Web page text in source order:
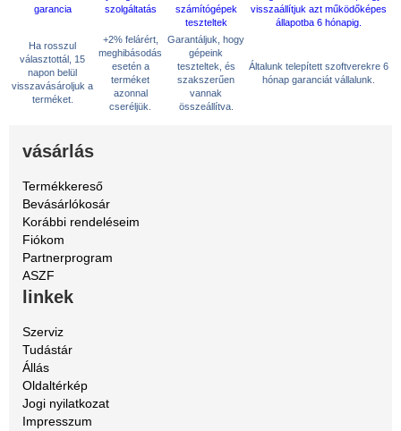
Ha rosszul
választottál, 15
napon belül
visszavásároljuk a
terméket.
+2% felárért,
meghibásodás
esetén a
terméket
azonnal
cseréljük.
Garantáljuk, hogy
gépeink
teszteltek, és
szakszerűen
vannak
összeállítva.
Általunk telepített szoftverekre 6
hónap garanciát vállalunk.
vásárlás
Termékkereső
Bevásárlókosár
Korábbi rendeléseim
Fiókom
Partnerprogram
ASZF
linkek
Szerviz
Tudástár
Állás
Oldaltérkép
Jogi nyilatkozat
Impresszum